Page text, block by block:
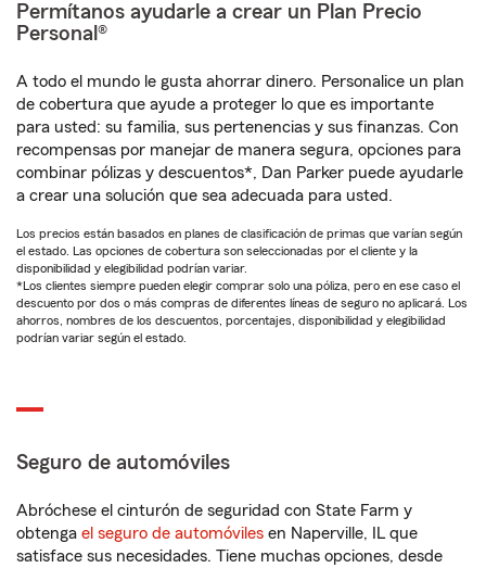
Permítanos ayudarle a crear un Plan Precio
Personal®
A todo el mundo le gusta ahorrar dinero. Personalice un plan
de cobertura que ayude a proteger lo que es importante
para usted: su familia, sus pertenencias y sus finanzas. Con
recompensas por manejar de manera segura, opciones para
combinar pólizas y descuentos*, Dan Parker puede ayudarle
a crear una solución que sea adecuada para usted.
Los precios están basados en planes de clasificación de primas que varían según
el estado. Las opciones de cobertura son seleccionadas por el cliente y la
disponibilidad y elegibilidad podrían variar.
*Los clientes siempre pueden elegir comprar solo una póliza, pero en ese caso el
descuento por dos o más compras de diferentes líneas de seguro no aplicará. Los
ahorros, nombres de los descuentos, porcentajes, disponibilidad y elegibilidad
podrían variar según el estado.
Seguro de automóviles
Abróchese el cinturón de seguridad con State Farm y
obtenga el seguro de automóviles en Naperville, IL que
satisface sus necesidades. Tiene muchas opciones, desde